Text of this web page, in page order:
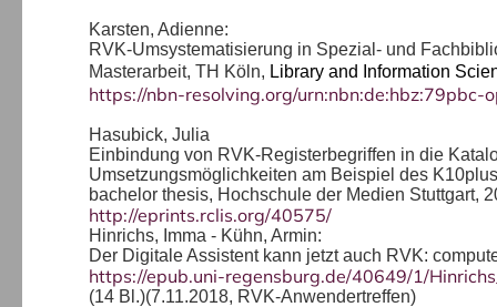
Karsten, Adienne:
RVK-Umsystematisierung in Spezial- und
Masterarbeit, TH Köln, Library and Information
https://nbn-resolving.org/urn:nbn:de:hbz:79pbc-
Hasubick, Julia
Einbindung von RVK-Registerbegriffen in die
Umsetzungsmöglichkeiten am Beispiel des K10plus
bachelor thesis, Hochschule der Medien Stuttgart,
http://eprints.rclis.org/40575/
Hinrichs, Imma - Kühn, Armin:
Der Digitale Assistent kann jetzt auch RVK:
https://epub.uni-regensburg.de/40649/1/
(14 Bl.)(7.11.2018, RVK-Anwendertreffen)